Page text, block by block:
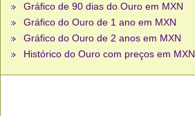
Gráfico de 90 dias do Ouro em MXN
Gráfico do Ouro de 1 ano em MXN
Gráfico do Ouro de 2 anos em MXN
Histórico do Ouro com preços em MXN